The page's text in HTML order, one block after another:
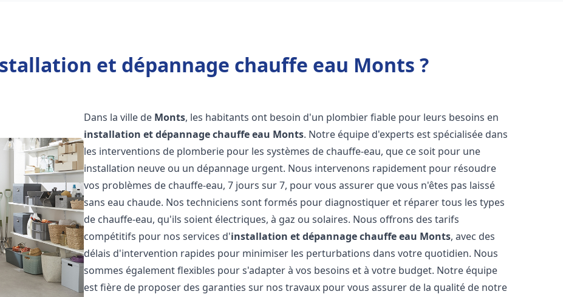
et dépannage chauffe eau Monts ?
Dans la ville de Monts, les habitants ont besoin d'un plombier fiable pour leurs besoins en
installation et dépannage chauffe eau Monts. Notre équipe d'experts est spécialisée dans
les interventions de plomberie pour les systèmes de chauffe-eau, que ce soit pour une
installation neuve ou un dépannage urgent. Nous intervenons rapidement pour résoudre
vos problèmes de chauffe-eau, 7 jours sur 7, pour vous assurer que vous n'êtes pas laissé
sans eau chaude. Nos techniciens sont formés pour diagnostiquer et réparer tous les types
de chauffe-eau, qu'ils soient électriques, à gaz ou solaires. Nous offrons des tarifs
compétitifs pour nos services d'installation et dépannage chauffe eau Monts, avec des
délais d'intervention rapides pour minimiser les perturbations dans votre quotidien. Nous
sommes également flexibles pour s'adapter à vos besoins et à votre budget. Notre équipe
est fière de proposer des garanties sur nos travaux pour vous assurer de la qualité de notre